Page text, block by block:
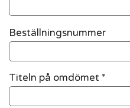
Beställningsnummer
Titeln på omdömet *